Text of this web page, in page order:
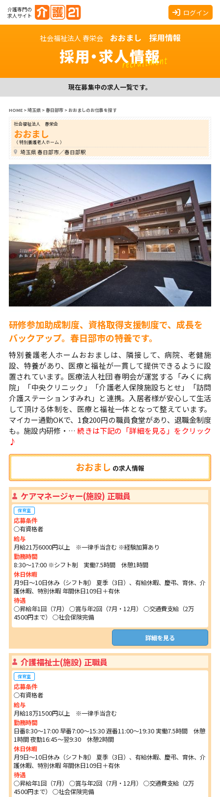
介護専門の
求人サイト
ログイン
社会福祉法人 春栄会 おおまし 採用情報
採用・求人情報
recruitment
現在募集中の求人一覧です。
HOME>埼玉県>春日部市> おおましのお仕事を探す
社会福祉法人 春栄会
おおまし
（ 特別養護老人ホーム ）
埼玉県 春日部市／春日部駅
研修参加助成制度、資格取得支援制度で、成長を
バックアップ。春日部市の特養です。
特別養護老人ホームおおましは、隣接して、病院、老健施
設、特養があり、医療と福祉が一貫して提供できるように設
置されています。医療法人社団 春明会が運営する「みくに病
院」「中央クリニック」「介護老人保険施設ちとせ」「訪問
介護ステーションすみれ」と連携。入居者様が安心して生活
して頂ける体制を、医療と福祉一体となって整えています。
マイカー通勤OKで、1食200円の職員食堂があり、退職金制度
も。施設内研修・…続きは下記の「詳細を見る」をクリック
♪
おおまし の求人情報
ケアマネージャー(施設) 正職員
保育室
応募条件
○有資格者
給与
月給21万6000円以上 ※一律手当含む ※経験加算あり
勤務時間
8:30～17:00 ※シフト制 実働7.5時間 休憩1時間
休日休暇
月9日～10日休み（シフト制） 夏季（3日）、有給休暇、慶弔、育休、介
護休暇、特別休暇 年間休日109日＋有休
待遇
○昇給年1回（7月） ○賞与年2回（7月・12月） ○交通費支給（2万
4500円まで） ○社会保険完備
詳細を見る
介護福祉士(施設) 正職員
保育室
応募条件
○有資格者
給与
月給18万1500円以上 ※一律手当含む
勤務時間
日番8:30～17:00 早番7:00～15:30 遅番11:00～19:30 実働7.5時間 休憩
1時間 夜勤16:45～翌9:30 休憩2時間
休日休暇
月9日～10日休み（シフト制） 夏季（3日）、有給休暇、慶弔、育休、介
護休暇、特別休暇 年間休日109日＋有休
待遇
○昇給年1回（7月） ○賞与年2回（7月・12月） ○交通費支給（2万
4500円まで） ○社会保険完備